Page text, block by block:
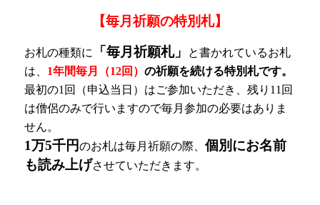
【毎月祈願の特別札】
お札の種類に 「毎月祈願札」
と書かれているお札
は、 1年間毎月（12回）の祈願を続ける特別札です。
最初の1回（申込当日）はご参加いただき、残り11回
は僧侶のみで行いますので毎月参加の必要はありま
せん。
1万5千円のお札は毎月祈願の際、個別にお名前
も読み上げさせていただきます。